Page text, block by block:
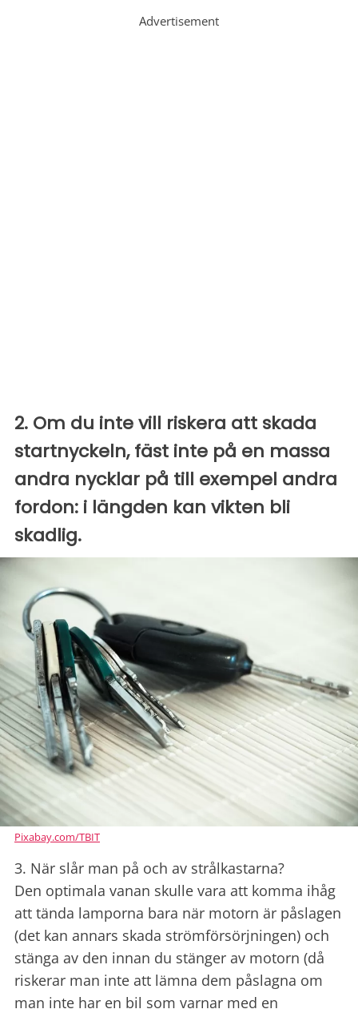
Advertisement
2. Om du inte vill riskera att skada
startnyckeln, fäst inte på en massa
andra nycklar på till exempel andra
fordon: i längden kan vikten bli
skadlig.
Pixabay.com/TBIT
3. När slår man på och av strålkastarna?
Den optimala vanan skulle vara att komma ihåg
att tända lamporna bara när motorn är påslagen
(det kan annars skada strömförsörjningen) och
stänga av den innan du stänger av motorn (då
riskerar man inte att lämna dem påslagna om
man inte har en bil som varnar med en